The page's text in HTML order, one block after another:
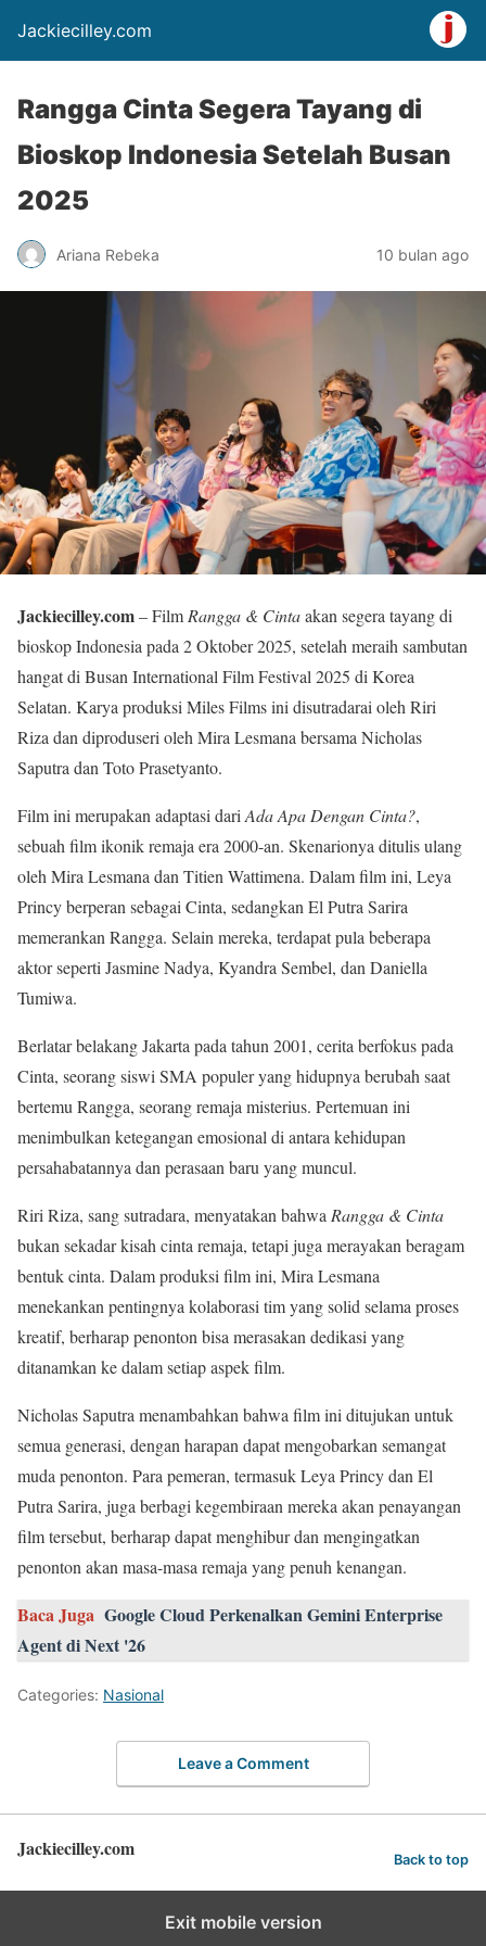
Jackiecilley.com
Rangga Cinta Segera Tayang di
Bioskop Indonesia Setelah Busan
2025
Ariana Rebeka 10 bulan ago
Jackiecilley.com– FilmRangga & Cintaakan segera tayang di
bioskop Indonesia pada 2 Oktober 2025, setelah meraih sambutan
hangat di Busan International Film Festival 2025 di Korea
Selatan. Karya produksi Miles Films ini disutradarai oleh Riri
Riza dan diproduseri oleh Mira Lesmana bersama Nicholas
Saputra dan Toto Prasetyanto.
Film ini merupakan adaptasi dariAda Apa Dengan Cinta?,
sebuah film ikonik remaja era 2000-an. Skenarionya ditulis ulang
oleh Mira Lesmana dan Titien Wattimena. Dalam film ini, Leya
Princy berperan sebagai Cinta, sedangkan El Putra Sarira
memerankan Rangga. Selain mereka, terdapat pula beberapa
aktor seperti Jasmine Nadya, Kyandra Sembel, dan Daniella
Tumiwa.
Berlatar belakang Jakarta pada tahun 2001, cerita berfokus pada
Cinta, seorang siswi SMA populer yang hidupnya berubah saat
bertemu Rangga, seorang remaja misterius. Pertemuan ini
menimbulkan ketegangan emosional di antara kehidupan
persahabatannya dan perasaan baru yang muncul.
Riri Riza, sang sutradara, menyatakan bahwaRangga & Cinta
bukan sekadar kisah cinta remaja, tetapi juga merayakan beragam
bentuk cinta. Dalam produksi film ini, Mira Lesmana
menekankan pentingnya kolaborasi tim yang solid selama proses
kreatif, berharap penonton bisa merasakan dedikasi yang
ditanamkan ke dalam setiap aspek film.
Nicholas Saputra menambahkan bahwa film ini ditujukan untuk
semua generasi, dengan harapan dapat mengobarkan semangat
muda penonton. Para pemeran, termasuk Leya Princy dan El
Putra Sarira, juga berbagi kegembiraan mereka akan penayangan
film tersebut, berharap dapat menghibur dan mengingatkan
penonton akan masa-masa remaja yang penuh kenangan.
Baca Juga Google Cloud Perkenalkan Gemini Enterprise
Agent di Next '26
Categories: Nasional
Leave a Comment
Jackiecilley.com Back to top
Exit mobile version